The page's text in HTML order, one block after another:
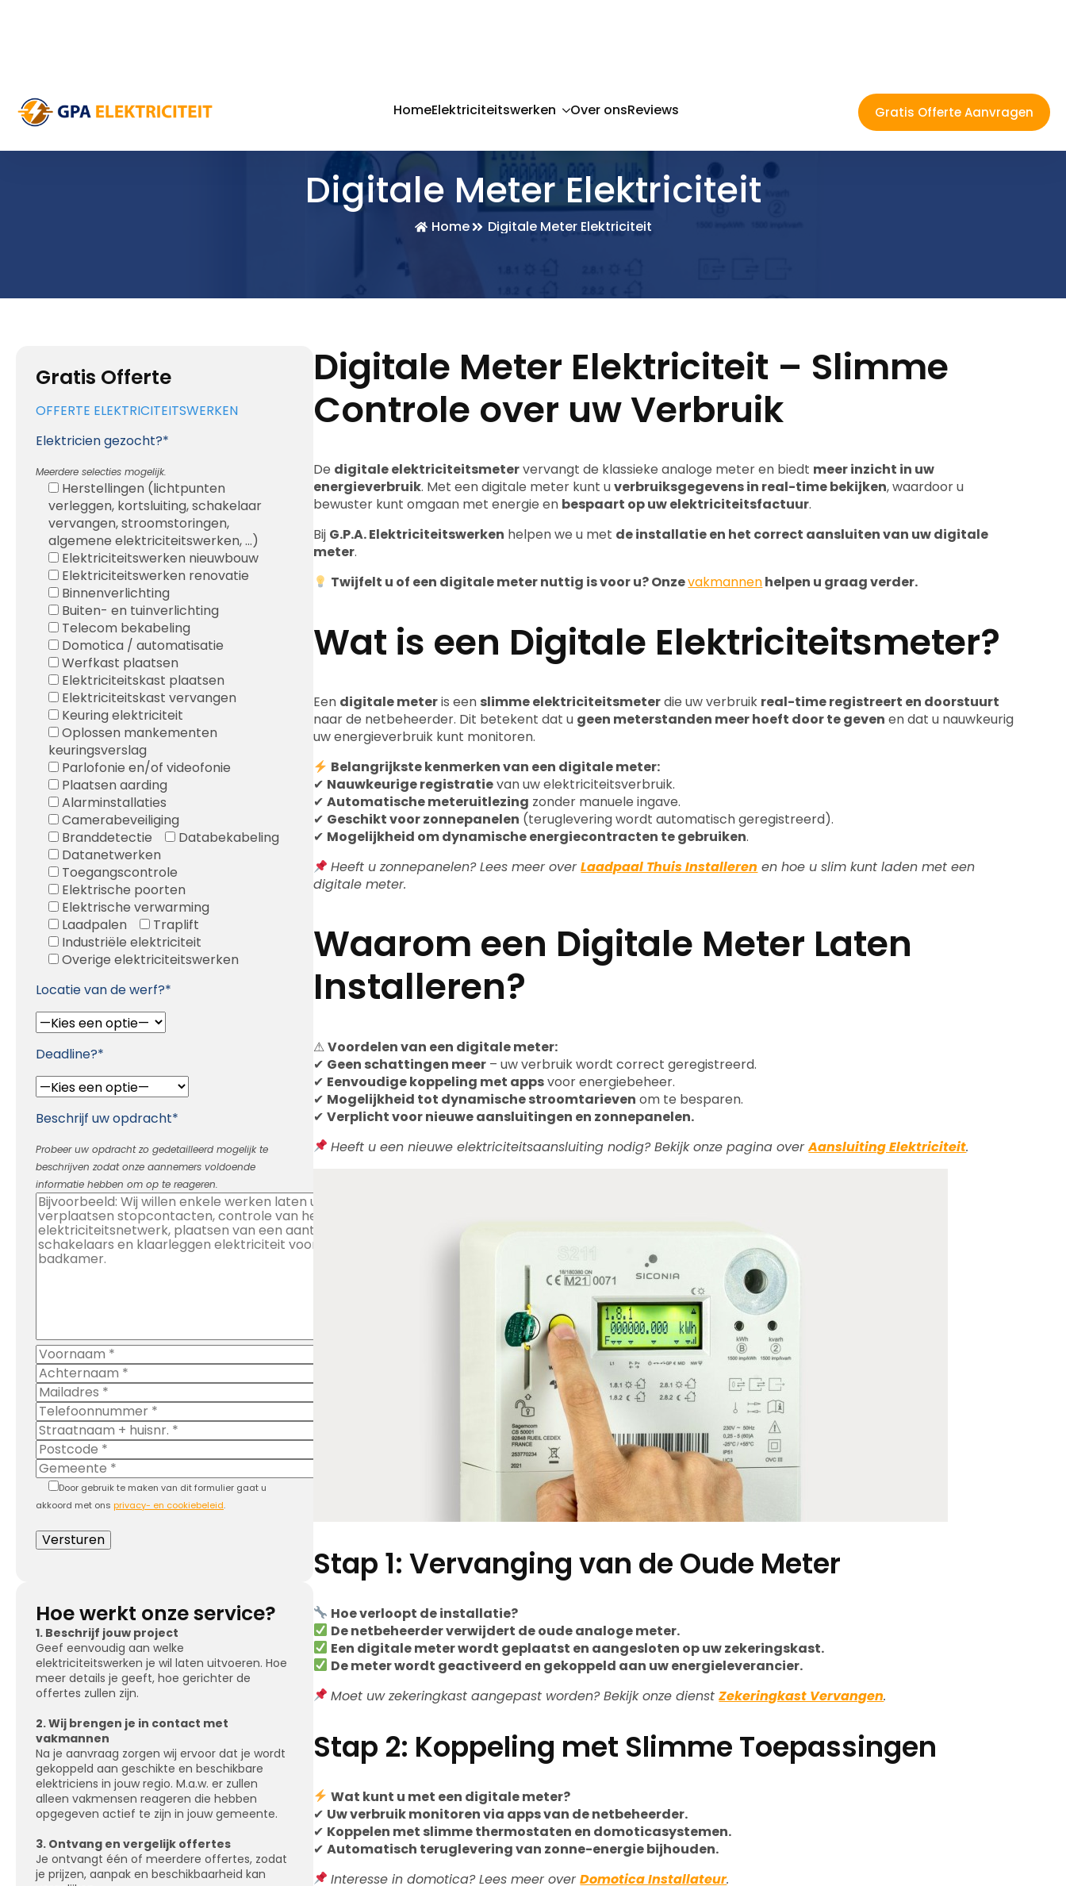
Digitale Meter Elektriciteit
Home Digitale Meter Elektriciteit
Gratis Offerte
OFFERTE ELEKTRICITEITSWERKEN
Elektricien gezocht?*
Meerdere selecties mogelijk.
Herstellingen (lichtpunten
verleggen, kortsluiting, schakelaar
vervangen, stroomstoringen,
algemene elektriciteitswerken, ...)
Elektriciteitswerken nieuwbouw
Elektriciteitswerken renovatie
Binnenverlichting
Buiten- en tuinverlichting
Telecom bekabeling
Domotica / automatisatie
Werfkast plaatsen
Elektriciteitskast plaatsen
Elektriciteitskast vervangen
Keuring elektriciteit
Oplossen mankementen
keuringsverslag
Parlofonie en/of videofonie
Plaatsen aarding
Alarminstallaties
Camerabeveiliging
Branddetectie
Databekabeling
Datanetwerken
Toegangscontrole
Elektrische poorten
Elektrische verwarming
Laadpalen
Traplift
Industriële elektriciteit
Overige elektriciteitswerken
Locatie van de werf?*
Deadline?*
Beschrijf uw opdracht*
Probeer uw opdracht zo gedetailleerd mogelijk te
beschrijven zodat onze aannemers voldoende
informatie hebben om op te reageren.
Door gebruik te maken van dit formulier gaat u
akkoord met ons privacy- en cookiebeleid.
Hoe werkt onze service?
1. Beschrijf jouw project
Geef eenvoudig aan welke
elektriciteitswerken je wil laten uitvoeren. Hoe
meer details je geeft, hoe gerichter de
offertes zullen zijn.
2. Wij brengen je in contact met
vakmannen
Na je aanvraag zorgen wij ervoor dat je wordt
gekoppeld aan geschikte en beschikbare
elektriciens in jouw regio. M.a.w. er zullen
alleen vakmensen reageren die hebben
opgegeven actief te zijn in jouw gemeente.
3. Ontvang en vergelijk offertes
Je ontvangt één of meerdere offertes, zodat
je prijzen, aanpak en beschikbaarheid kan
Digitale Meter Elektriciteit – Slimme
Controle over uw Verbruik
De digitale elektriciteitsmetervervangt de klassieke analoge meter en biedt meer inzicht in uw
energieverbruik. Met een digitale meter kunt uverbruiksgegevens in real-time bekijken, waardoor u
bewuster kunt omgaan met energie en bespaart op uw elektriciteitsfactuur.
Bij G.P.A. Elektriciteitswerken helpen we u met de installatie en het correct aansluiten van uw digitale
meter.
Twijfelt u of een digitale meter nuttig is voor u? Onzevakmannenhelpen u graag verder.
Wat is een Digitale Elektriciteitsmeter?
Een digitale meteris een slimme elektriciteitsmeterdie uw verbruik real-time registreert en doorstuurt
naar de netbeheerder. Dit betekent dat u geen meterstanden meer hoeft door te geven en dat u nauwkeurig
uw energieverbruik kunt monitoren.
Belangrijkste kenmerken van een digitale meter:
✔ Nauwkeurige registratievan uw elektriciteitsverbruik.
✔Automatische meteruitlezing zonder manuele ingave.
✔ Geschikt voor zonnepanelen (teruglevering wordt automatisch geregistreerd).
✔ Mogelijkheid om dynamische energiecontracten te gebruiken.
Heeft u zonnepanelen? Lees meer overLaadpaal Thuis Installeren en hoe u slim kunt laden met een
digitale meter.
Waarom een Digitale Meter Laten
Installeren?
⚠Voordelen van een digitale meter:
✔ Geen schattingen meer – uw verbruik wordt correct geregistreerd.
✔ Eenvoudige koppeling met appsvoor energiebeheer.
✔ Mogelijkheid tot dynamische stroomtarieven om te besparen.
✔Verplicht voor nieuwe aansluitingen en zonnepanelen.
Heeft u een nieuwe elektriciteitsaansluiting nodig? Bekijk onze pagina overAansluiting Elektriciteit.
Stap 1: Vervanging van de Oude Meter
Hoe verloopt de installatie?
De netbeheerder verwijdert de oude analoge meter.
Een digitale meter wordt geplaatst en aangesloten op uw zekeringskast.
De meter wordt geactiveerd en gekoppeld aan uw energieleverancier.
Moet uw zekeringkast aangepast worden? Bekijk onze dienstZekeringkast Vervangen.
Stap 2: Koppeling met Slimme Toepassingen
Wat kunt u met een digitale meter?
✔ Uw verbruik monitoren via apps van de netbeheerder.
✔ Koppelen met slimme thermostaten en domoticasystemen.
✔Automatisch teruglevering van zonne-energie bijhouden.
Interesse in domotica? Lees meer overDomotica Installateur.